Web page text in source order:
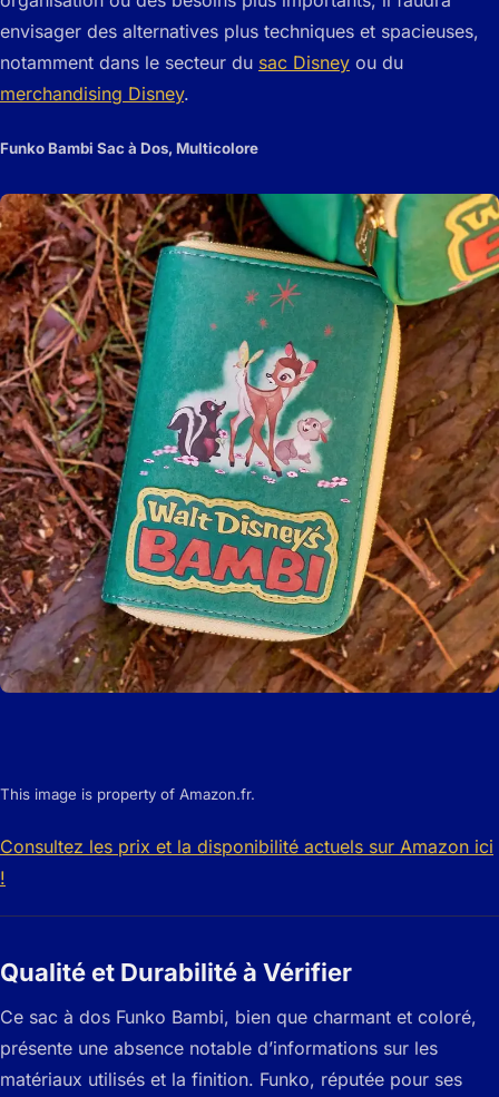
envisager des alternatives plus techniques et spacieuses,
notamment dans le secteur du sac Disney ou du
merchandising Disney.
Funko Bambi Sac à Dos, Multicolore
This image is property of Amazon.fr.
Consultez les prix et la disponibilité actuels sur Amazon ici
!
Qualité et Durabilité à Vérifier
Ce sac à dos Funko Bambi, bien que charmant et coloré,
présente une absence notable d’informations sur les
matériaux utilisés et la finition. Funko, réputée pour ses